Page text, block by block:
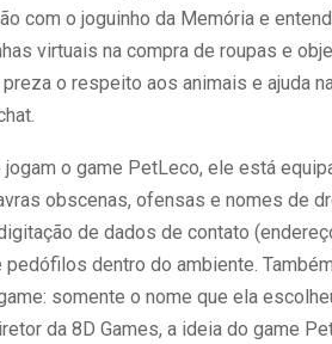
com o joguinho da Memória e
virtuais na compra de roupas e
o respeito aos animais e ajuda
o game PetLeco, ele está
obscenas, ofensas e nomes de
de dados de contato
dentro do ambiente.
somente o nome que ela
da 8D Games, a ideia do game